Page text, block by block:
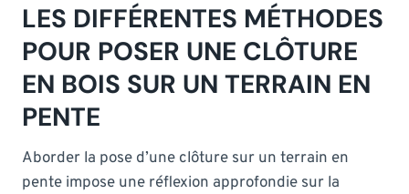
LES DIFFÉRENTES MÉTHODES
POUR POSER UNE CLÔTURE
EN BOIS SUR UN TERRAIN EN
PENTE
Aborder la pose d’une clôture sur un terrain en
pente impose une réflexion approfondie sur la